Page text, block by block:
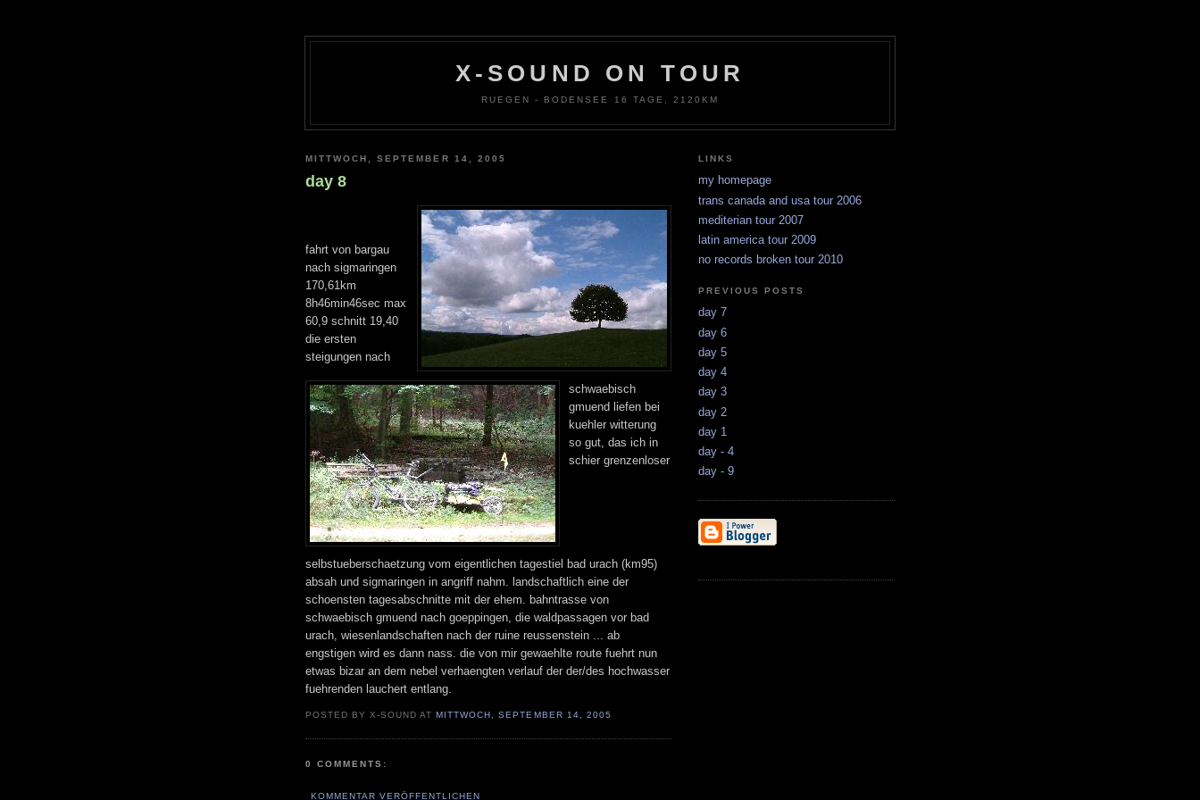
X-SOUND ON TOUR
RUEGEN - BODENSEE 16 TAGE, 2120KM
MITTWOCH, SEPTEMBER 14, 2005
day 8
fahrt von bargau
nach sigmaringen
170,61km
8h46min46sec max
60,9 schnitt 19,40
die ersten
steigungen nach
schwaebisch
gmuend liefen bei
kuehler witterung
so gut, das ich in
schier grenzenloser
selbstueberschaetzung vom eigentlichen tagestiel bad urach (km95)
absah und sigmaringen in angriff nahm. landschaftlich eine der
schoensten tagesabschnitte mit der ehem. bahntrasse von
schwaebisch gmuend nach goeppingen, die waldpassagen vor bad
urach, wiesenlandschaften nach der ruine reussenstein ... ab
engstigen wird es dann nass. die von mir gewaehlte route fuehrt nun
etwas bizar an dem nebel verhaengten verlauf der der/des hochwasser
fuehrenden lauchert entlang.
POSTED BY X-SOUND ATMITTWOCH, SEPTEMBER 14, 2005
0 COMMENTS:
KOMMENTAR VERÖFFENTLICHEN
LINKS
my homepage
trans canada and usa tour 2006
mediterian tour 2007
latin america tour 2009
no records broken tour 2010
PREVIOUS POSTS
day 7
day 6
day 5
day 4
day 3
day 2
day 1
day - 4
day - 9